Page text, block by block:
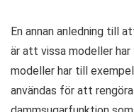
En annan anledning till
är att vissa modeller
modeller har till
användas för att